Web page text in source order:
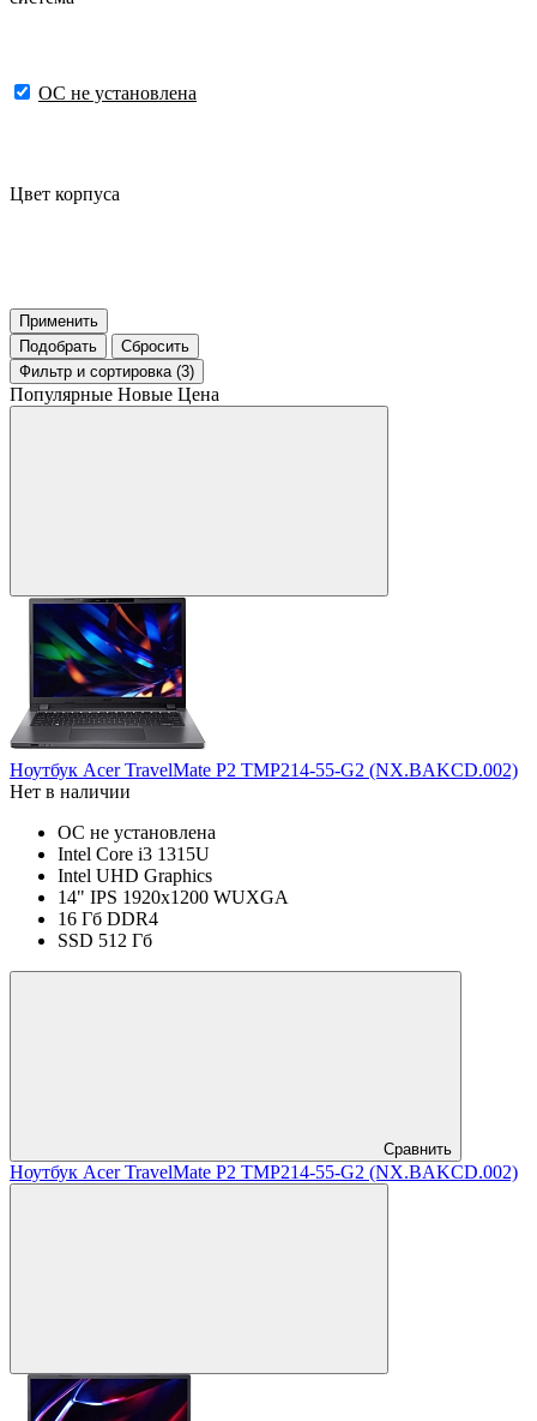
ОС не установлена
Цвет корпуса
Применить
Подобрать
Сбросить
Фильтр и сортировка (3)
Популярные Новые Цена
Ноутбук Acer TravelMate P2 ТМP214-55-G2 (NX.BAKCD.002)
Нет в наличии
ОС не установлена
Intel Core i3 1315U
Intel UHD Graphics
14" IPS 1920x1200 WUXGA
16 Гб DDR4
SSD 512 Гб
Сравнить
Ноутбук Acer TravelMate P2 ТМP214-55-G2 (NX.BAKCD.002)